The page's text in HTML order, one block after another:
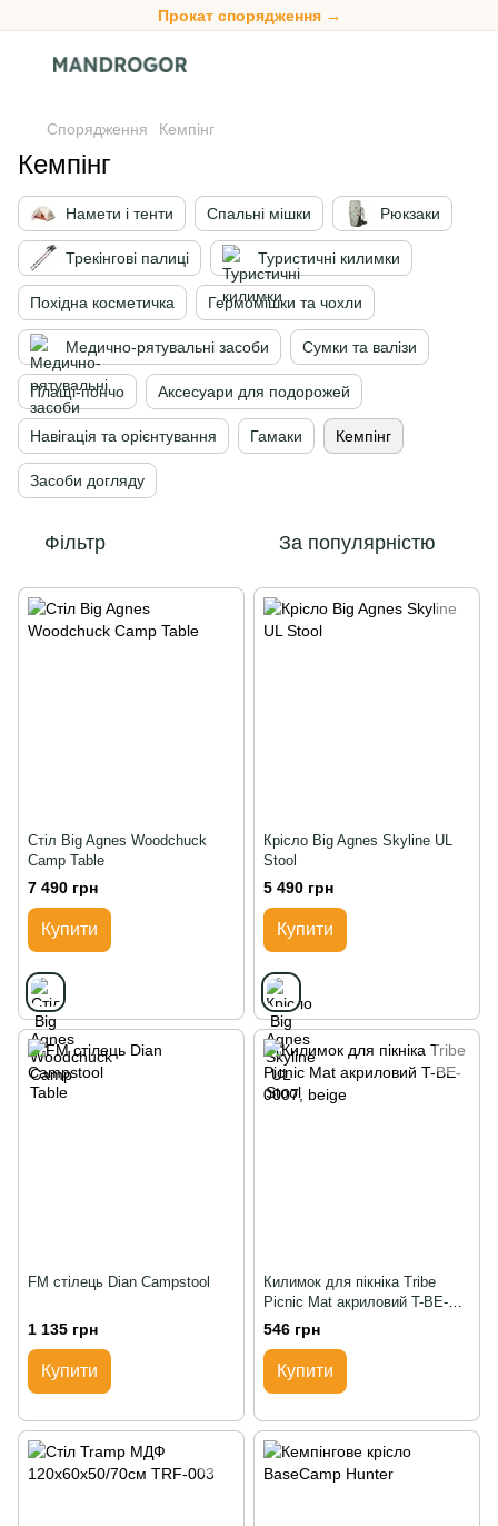
Прокат спорядження →
Спорядження Кемпінг
Кемпінг
Намети і тенти Спальні мішки Рюкзаки
Трекінгові палиці Туристичні килимки
Похідна косметичка Гермомішки та чохли
Медично-рятувальні засоби Сумки та валізи
Плащі-пончо Аксесуари для подорожей
Навігація та орієнтування Гамаки Кемпінг
Засоби догляду
Фільтр За популярністю
Стіл Big Agnes Woodchuck
Camp Table
7 490 грн
Купити
Крісло Big Agnes Skyline UL
Stool
5 490 грн
Купити
FM стілець Dian Campstool
1 135 грн
Купити
Килимок для пікніка Tribe
Picnic Mat акриловий T-BE-
0007, beige
546 грн
Купити